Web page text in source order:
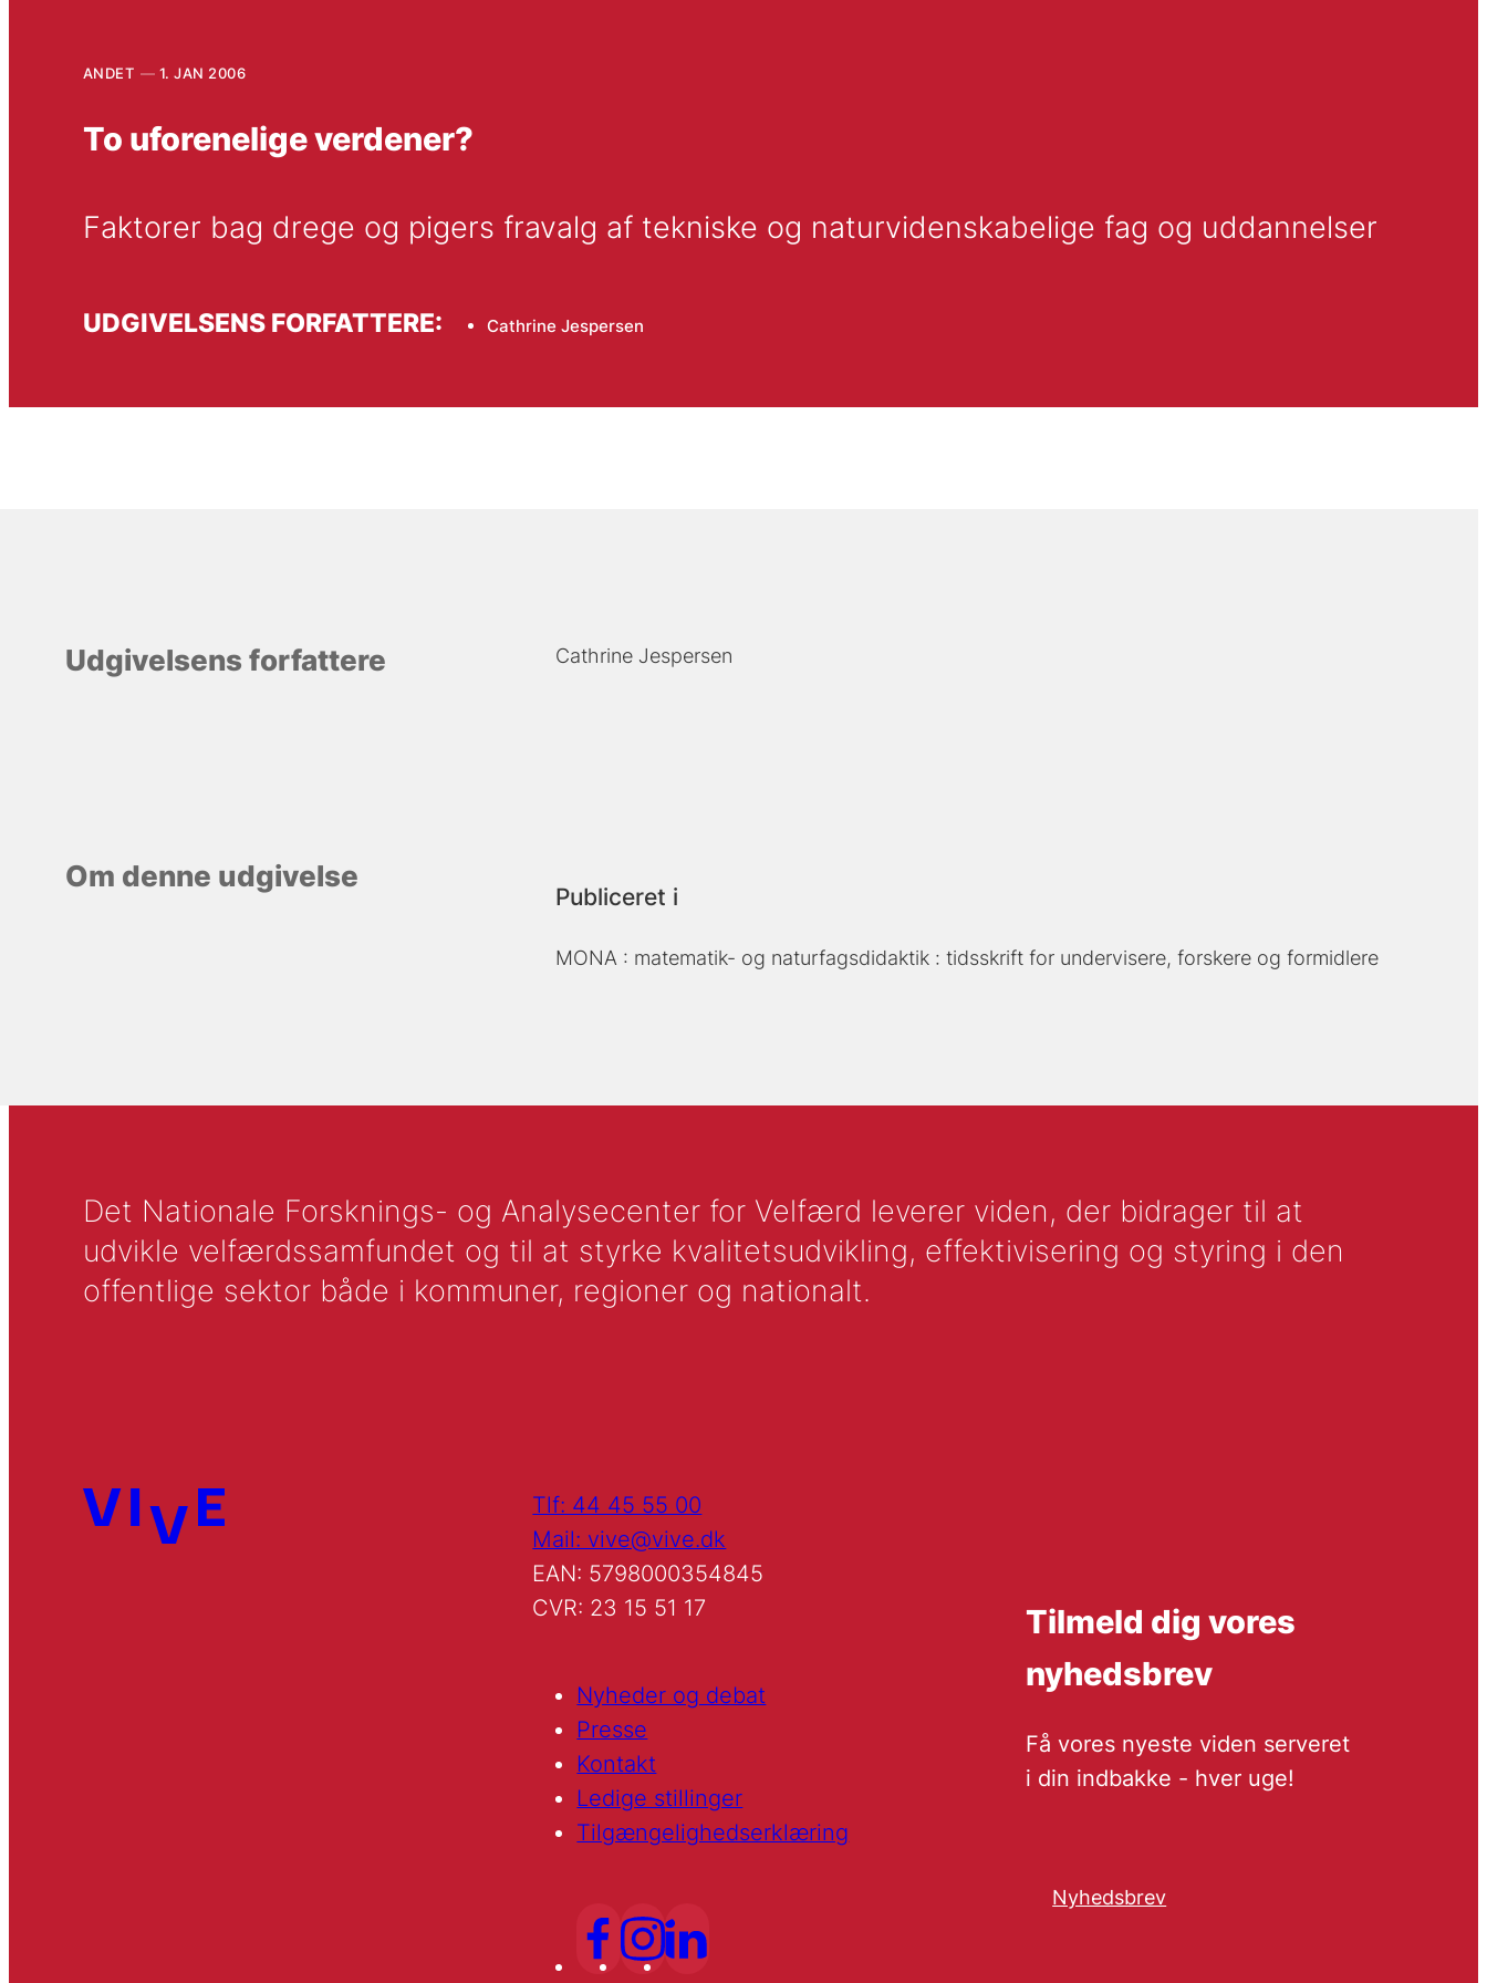
ANDET 1. JAN 2006
To uforenelige verdener?
Faktorer bag drege og pigers fravalg af tekniske og naturvidenskabelige fag og uddannelser
UDGIVELSENS FORFATTERE: Cathrine Jespersen
Udgivelsens forfattere Cathrine Jespersen
Om denne udgivelse
Publiceret i
MONA : matematik- og naturfagsdidaktik : tidsskrift for undervisere, forskere og formidlere
Det Nationale Forsknings- og Analysecenter for Velfærd leverer viden, der bidrager til at
udvikle velfærdssamfundet og til at styrke kvalitetsudvikling, effektivisering og styring i den
offentlige sektor både i kommuner, regioner og nationalt.
Tlf: 44 45 55 00
Mail: vive@vive.dk
EAN: 5798000354845
CVR: 23 15 51 17
Nyheder og debat
Presse
Kontakt
Ledige stillinger
Tilgængelighedserklæring
Tilmeld dig vores
nyhedsbrev
Få vores nyeste viden serveret
i din indbakke - hver uge!
Nyhedsbrev